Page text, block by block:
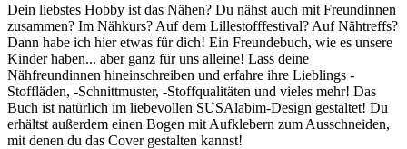
Dein liebstes Hobby ist das Nähen? Du nähst auch mit Freundinnen
zusammen? Im Nähkurs? Auf dem Lillestofffestival? Auf Nähtreffs?
Dann habe ich hier etwas für dich! Ein Freundebuch, wie es unsere
Kinder haben... aber ganz für uns alleine! Lass deine
Nähfreundinnen hineinschreiben und erfahre ihre Lieblings -
Stoffläden, -Schnittmuster, -Stoffqualitäten und vieles mehr! Das
Buch ist natürlich im liebevollen SUSAlabim-Design gestaltet! Du
erhältst außerdem einen Bogen mit Aufklebern zum Ausschneiden,
mit denen du das Cover gestalten kannst!